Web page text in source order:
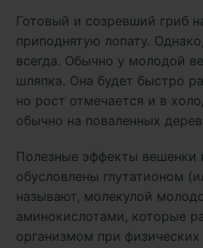
Готовый и созревший гриб
приподнятую лопату.
всегда. Обычно у молодой
шляпка. Она будет быстро
но рост отмечается и в
обычно на поваленных
Полезные эффекты вешенки
обусловлены глутатионом
называют, молекулой
аминокислотами, которые
организмом при физических